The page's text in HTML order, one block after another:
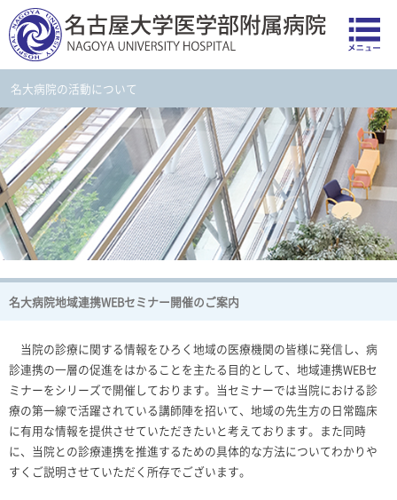
名大病院の活動について
名大病院地域連携WEBセミナー開催のご案内
当院の診療に関する情報をひろく地域の医療機関の皆様に発信し、病
診連携の一層の促進をはかることを主たる目的として、地域連携WEBセ
ミナーをシリーズで開催しております。当セミナーでは当院における診
療の第一線で活躍されている講師陣を招いて、地域の先生方の日常臨床
に有用な情報を提供させていただきたいと考えております。また同時
に、当院との診療連携を推進するための具体的な方法についてわかりや
すくご説明させていただく所存でございます。